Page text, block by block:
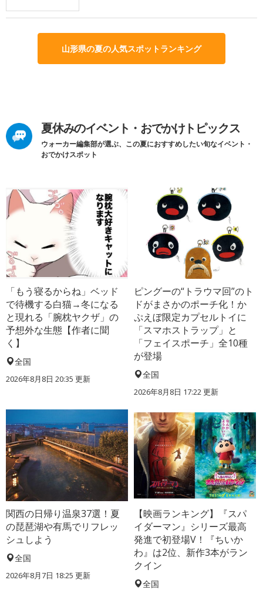
山形県の夏の人気スポットランキング
夏休みのイベント・おでかけトピックス
ウォーカー編集部が選ぶ、この夏におすすめしたい旬なイベント・
おでかけスポット
「もう寝るからね」ベッド
で待機する白猫→冬になる
と現れる「腕枕ヤクザ」の
予想外な生態【作者に聞
く】
全国
2026年8月8日 20:35 更新
ピングーの“トラウマ回”のト
ドがまさかのポーチ化！か
ぷえぼ限定カプセルトイに
「スマホストラップ」と
「フェイスポーチ」全10種
が登場
全国
2026年8月8日 17:22更新
関西の日帰り温泉37選！夏
の琵琶湖や有馬でリフレッ
シュしよう
全国
2026年8月7日 18:25 更新
【映画ランキング】『スパ
イダーマン』シリーズ最高
発進で初登場V！『ちいか
わ』は2位、新作3本がラン
クイン
全国